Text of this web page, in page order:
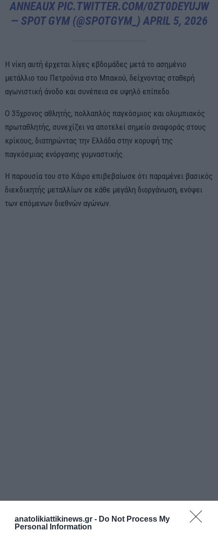
anatolikiattikinews.gr - Do Not Process My
Personal Information
ANNEAUXPIC.TWITTER.COM/0ZT0DEYUJW
— SPOT GYM (@SPOTGYM_)APRIL 5, 2026
Η νίκη αυτή έρχεται λίγες εβδομάδες μετά το ασημένιο
μετάλλιο του Πετρούνια στο Μπακού, δείχνοντας σταθερή
αγωνιστική άνοδο και συνέπεια σε υψηλό επίπεδο.
Ο 35χρονος αθλητής, πολλαπλός παγκόσμιος και ολυμπιακός
πρωταθλητής, συνεχίζει να αποτελεί σημείο αναφοράς στους
κρίκους, διατηρώντας την Ελλάδα στην κορυφή της
παγκόσμιας ενόργανης γυμναστικής.
Η παρουσία του στο Κάιρο επιβεβαίωσε ότι παραμένει βασικός
διεκδικητής μεταλλίων σε κάθε μεγάλη διοργάνωση, ενόψει
των επόμενων διεθνών αγώνων.